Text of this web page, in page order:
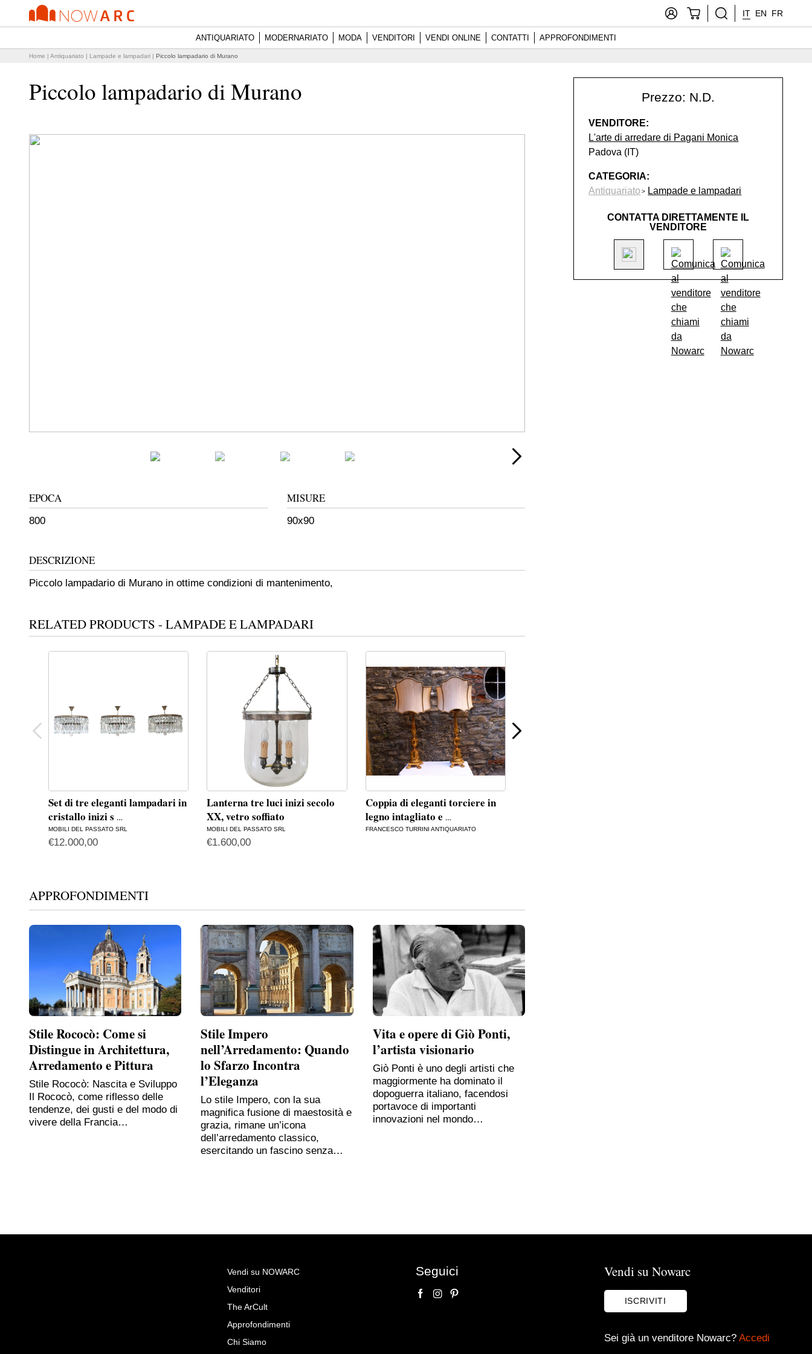
IT EN FR
ANTIQUARIATO MODERNARIATO MODA VENDITORI VENDI ONLINE CONTATTI APPROFONDIMENTI
Home | Antiquariato | Lampade e lampadari | Piccolo lampadario di Murano
Piccolo lampadario di Murano
EPOCA
800
MISURE
90x90
DESCRIZIONE
Piccolo lampadario di Murano in ottime condizioni di mantenimento,
RELATED PRODUCTS - LAMPADE E LAMPADARI
Set di tre eleganti lampadari in
cristallo inizi s …
MOBILI DEL PASSATO SRL
€12.000,00
Lanterna tre luci inizi secolo
XX, vetro soffiato
MOBILI DEL PASSATO SRL
€1.600,00
Coppia di eleganti torciere in
legno intagliato e …
FRANCESCO TURRINI ANTIQUARIATO
APPROFONDIMENTI
Stile Rococò: Come si
Distingue in Architettura,
Arredamento e Pittura
Stile Rococò: Nascita e Sviluppo
Il Rococò, come riflesso delle
tendenze, dei gusti e del modo di
vivere della Francia…
Stile Impero
nell’Arredamento: Quando
lo Sfarzo Incontra
l’Eleganza
Lo stile Impero, con la sua
magnifica fusione di maestosità e
grazia, rimane un’icona
dell’arredamento classico,
esercitando un fascino senza…
Vita e opere di Giò Ponti,
l’artista visionario
Giò Ponti è uno degli artisti che
maggiormente ha dominato il
dopoguerra italiano, facendosi
portavoce di importanti
innovazioni nel mondo…
Prezzo: N.D.
VENDITORE:
L'arte di arredare di Pagani Monica
Padova (IT)
CATEGORIA:
Antiquariato
Lampade e lampadari
CONTATTA DIRETTAMENTE IL
VENDITORE
Richiedi Maggiori Info su
Piccolo lampadario di Murano
Vendi su NOWARC
Venditori
The ArCult
Approfondimenti
Chi Siamo
Seguici Vendi su Nowarc
ISCRIVITI
Sei già un venditore Nowarc? Accedi